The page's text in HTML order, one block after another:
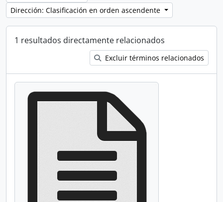
Dirección: Clasificación en orden ascendente
1 resultados directamente relacionados
Excluir términos relacionados